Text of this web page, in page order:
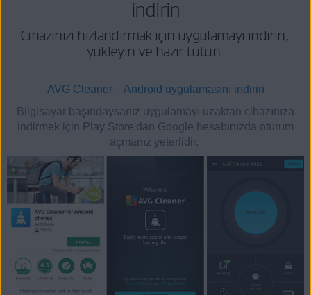
indirin
Cihazınızı hızlandırmak için uygulamayı indirin,
yükleyin ve hazır tutun.
AVG Cleaner – Android uygulamasını indirin
Bilgisayar başındaysanız uygulamayı uzaktan cihazınıza
indirmek için Play Store'dan Google hesabınızda oturum
açmanız yeterlidir.